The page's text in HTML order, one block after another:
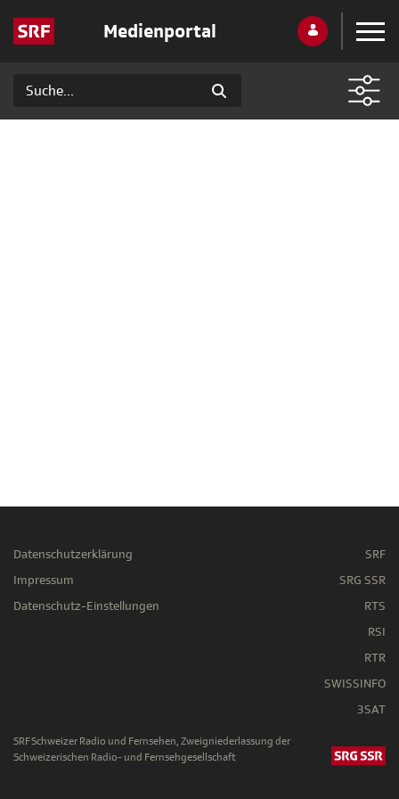
Medienportal
Datenschutzerklärung
Impressum
Datenschutz-Einstellungen
SRF
SRG SSR
RTS
RSI
RTR
SWISSINFO
3SAT
SRF Schweizer Radio und Fernsehen, Zweigniederlassung der
Schweizerischen Radio- und Fernsehgesellschaft